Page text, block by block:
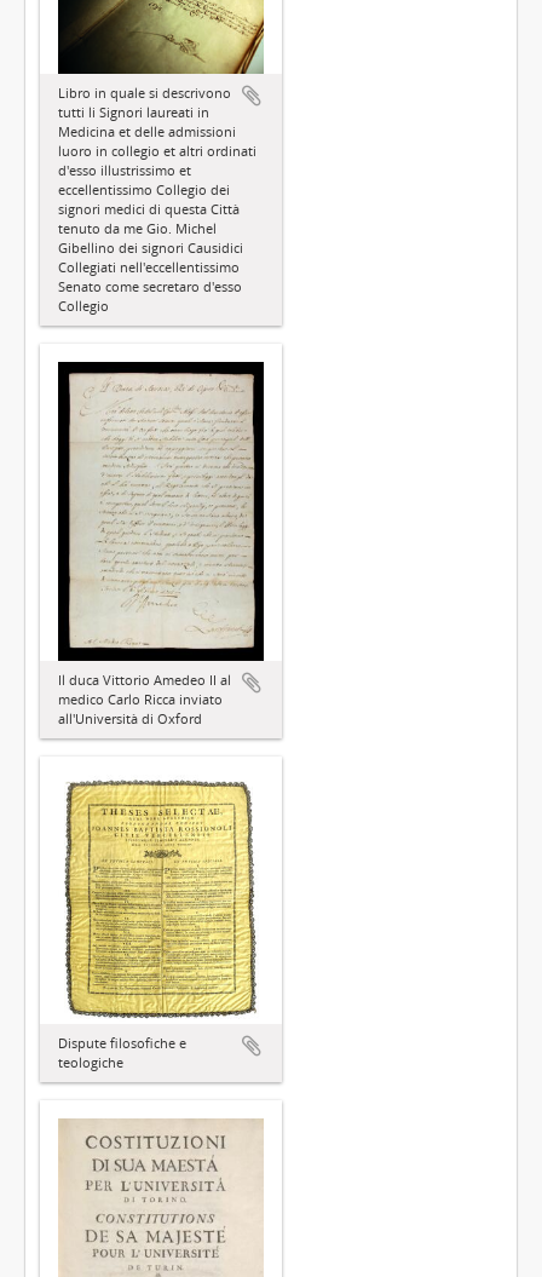
Libro in quale si descrivono
tutti li Signori laureati in
Medicina et delle admissioni
luoro in collegio et altri ordinati
d'esso illustrissimo et
eccellentissimo Collegio dei
signori medici di questa Città
tenuto da me Gio. Michel
Gibellino dei signori Causidici
Collegiati nell'eccellentissimo
Senato come secretaro d'esso
Collegio
Il duca Vittorio Amedeo II al
medico Carlo Ricca inviato
all'Università di Oxford
Dispute filosofiche e
teologiche